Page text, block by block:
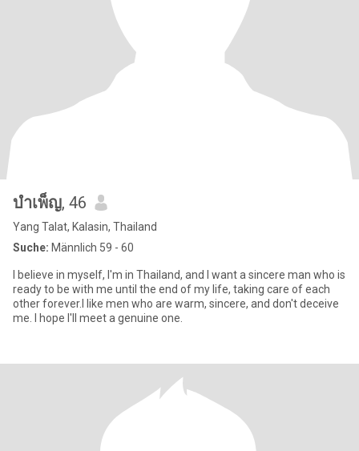
บําเพ็ญ, 46
Yang Talat, Kalasin, Thailand
Suche: Männlich 59 - 60
I believe in myself, I'm in Thailand, and I want a sincere man who is
ready to be with me until the end of my life, taking care of each
other forever.I like men who are warm, sincere, and don't deceive
me. I hope I'll meet a genuine one.